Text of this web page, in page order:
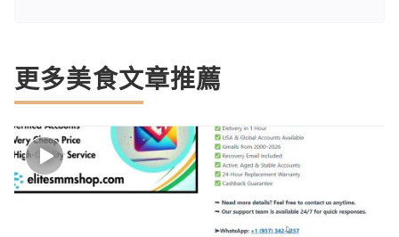
更多美食文章推薦